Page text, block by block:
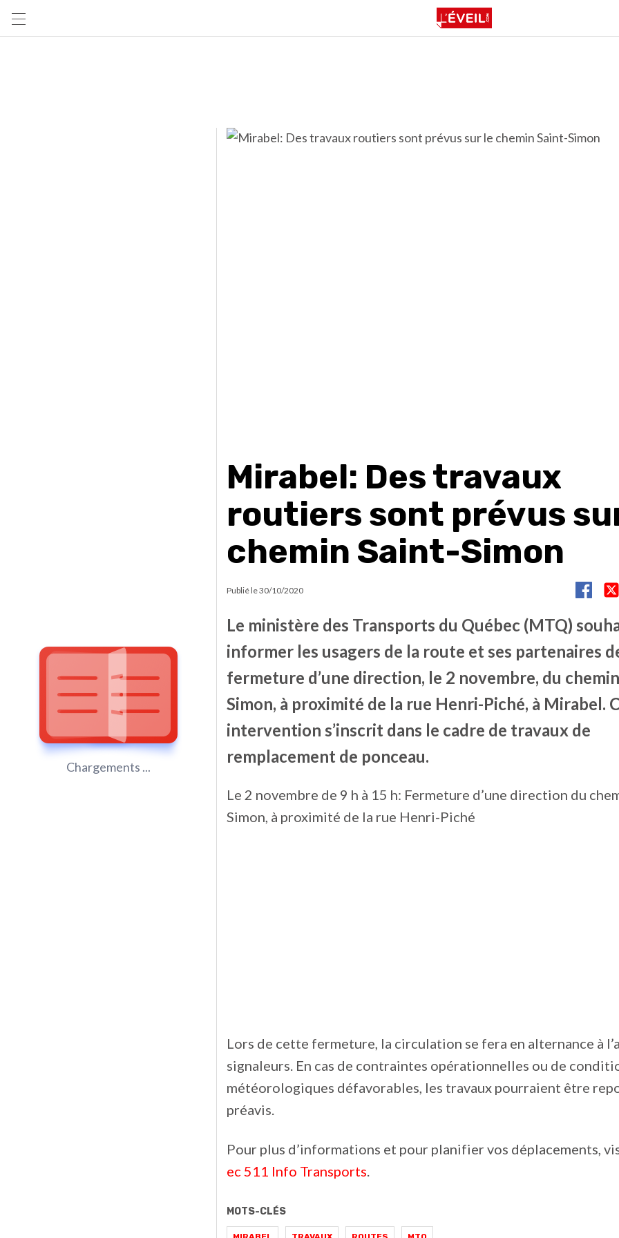
Chargements ...
Mirabel: Des travaux
routiers sont prévus
chemin Saint-Simon
Publié le30/10/2020
Le ministère des Transports du Québec (MTQ)
informer les usagers de la route et ses partenaires
fermeture d’une direction, le 2 novembre, du
Simon, à proximité de la rue Henri-Piché, à Mirabel.
intervention s’inscrit dans le cadre de travaux de
remplacement de ponceau.
Le 2 novembre de 9 h à 15 h: Fermeture d’une direction du
Simon, à proximité de la rue Henri-Piché
Lors de cette fermeture, la circulation se fera en alternance à
signaleurs. En cas de contraintes opérationnelles ou de
météorologiques défavorables, les travaux pourraient être
préavis.
Pour plus d’informations et pour planifier vos déplacements,
ec 511 Info Transports.
MOTS-CLÉS